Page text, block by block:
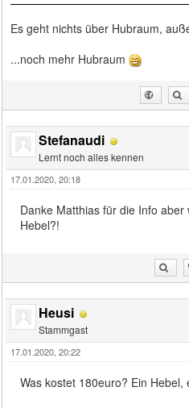
Es geht nichts über Hubraum,
...noch mehr Hubraum
Stefanaudi
Lernt noch alles kennen
17.01.2020, 20:18
Danke Matthias für die Info
Hebel?!
Heusi
Stammgast
17.01.2020, 20:22
Was kostet 180euro? Ein Hebel,